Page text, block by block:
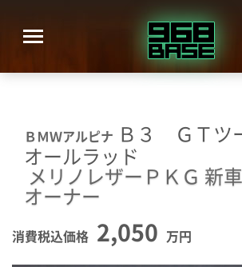
ＢＭＷアルピナ Ｂ３ ＧＴツ
オールラッド
メリノレザーＰＫＧ 新
オーナー
消費税込価格 2,050 万円